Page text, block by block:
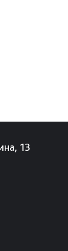
13